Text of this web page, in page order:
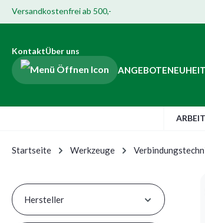
springen
Suche springen
Zur Hauptnavigation springen
Zur Navigation der B2B-Plattform
Versandkostenfrei ab 500,-
KontaktÜber uns
ANGEBOTE
Startseite Werkzeuge
Hersteller